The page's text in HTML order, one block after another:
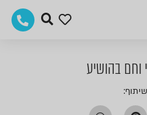
וחם בהושיע
שיתוף: